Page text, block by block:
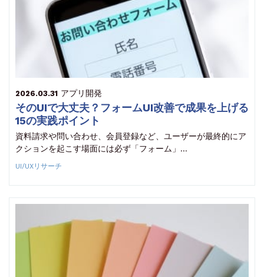
2026.03.31 アプリ開発
そのUIで大丈夫？フォームUI改善で成果を上げる
15の実践ポイント
資料請求や問い合わせ、会員登録など、ユーザーが最終的にア
クションを起こす場面には必ず「フォーム」…
UI/UXリサーチ